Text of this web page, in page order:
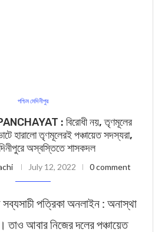
পশ্চিম মেদিনীপুর
: বিরোধী নয়, তৃণমূলের
হারালো তৃণমূলেরই পঞ্চায়েত সদস্যরা,
অস্বস্তিতে শাসকদল
July 12, 2022 0 comment
পত্রিকা অনলাইন : অনাস্থা
তাও আবার নিজের দলের পঞ্চায়েত